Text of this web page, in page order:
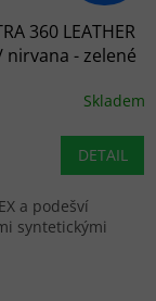
360 LEATHER
nirvana - zelené
Skladem
DETAIL
a podešví
syntetickými